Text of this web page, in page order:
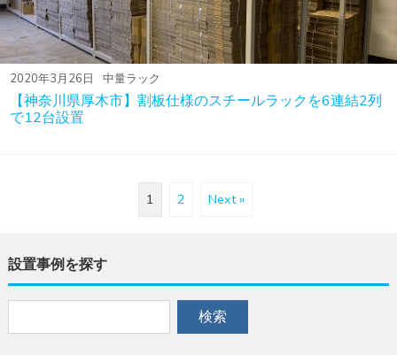
2020年3月26日 中量ラック
【神奈川県厚木市】割板仕様のスチールラックを6連結2列
で12台設置
1 2 Next »
設置事例を探す